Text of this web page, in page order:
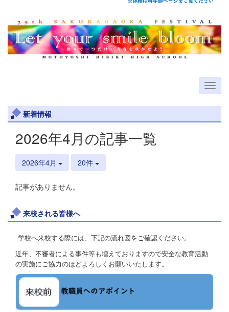
新着情報
2026年4月の記事一覧
2026年4月 20件
記事がありません。
来校される皆様へ
学校へ来校する際には、下記の流れ図をご確認ください。
近年、不審者による事件等も増えておりますので安全な教育活動
の実施にご協力のほどよろしくお願いいたします。